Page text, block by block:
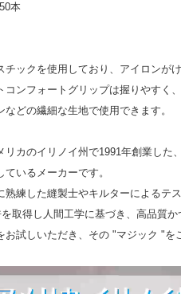
本
ックを使用しており、アイロンがけ
コンフォートグリップは握りやすく
どの繊細な生地で使用できます。
リカのイリノイ州で1991年創業した
いるメーカーです。
熟練した縫製士やキルターによるテ
取得し人間工学に基づき、高品質か
お試しいただき、その "マジック "を